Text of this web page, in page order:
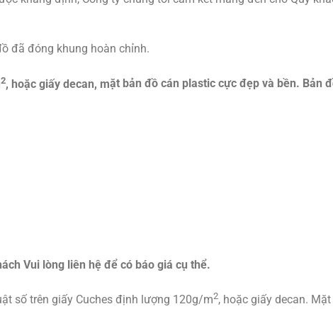
đã đóng khung hoàn chỉnh.
2, hoặc giấy decan, mặt bản đồ cán plastic cực đẹp và bền. Bản
Vui lòng liên hệ để có báo giá cụ thể.
số trên giấy Cuches định lượng 120g/m2, hoặc giấy decan.